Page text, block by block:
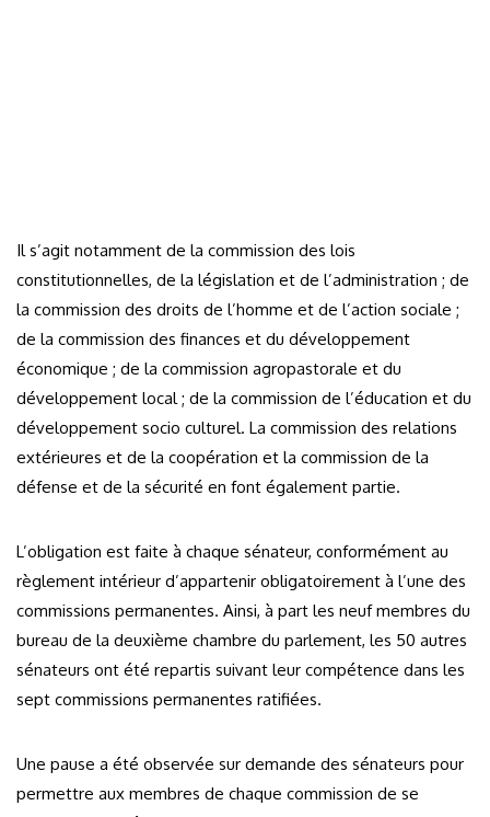
Il s’agit notamment de la commission des lois
constitutionnelles, de la législation et de l’administration ; de
la commission des droits de l’homme et de l’action sociale ;
de la commission des finances et du développement
économique ; de la commission agropastorale et du
développement local ; de la commission de l’éducation et du
développement socio culturel. La commission des relations
extérieures et de la coopération et la commission de la
défense et de la sécurité en font également partie.
L’obligation est faite à chaque sénateur, conformément au
règlement intérieur d’appartenir obligatoirement à l’une des
commissions permanentes. Ainsi, à part les neuf membres du
bureau de la deuxième chambre du parlement, les 50 autres
sénateurs ont été repartis suivant leur compétence dans les
sept commissions permanentes ratifiées.
Une pause a été observée sur demande des sénateurs pour
permettre aux membres de chaque commission de se